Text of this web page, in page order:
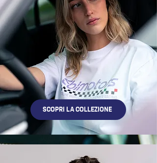
SCOPRI LA COLLEZIONE